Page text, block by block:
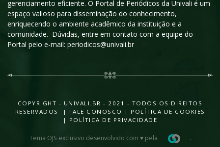
gerenciamento eficiente. O Portal de Periódicos da Univali é um
espaço valioso para disseminação do conhecimento,
enriquecendo o ambiente acadêmico da instituição e a
comunidade. Dúvidas, entre em contato com a equipe do
Portal pelo e-mail: periodicos@univali.br
COPYRIGHT - UNIVALI.BR - 2021 - TODOS OS DIREITOS
RESERVADOS |
FALE CONOSCO | POLÍTICA DE COOKIES
| POLÍTICA DE PRIVACIDADE
Tema OJS exclusivo desenvolvido com ♥ pela .